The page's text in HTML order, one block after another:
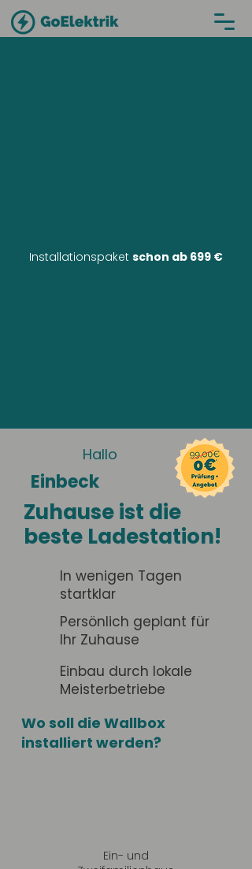
Installationspaket schon ab 699 €
Hallo
Einbeck
Zuhause ist die
beste Ladestation!
In wenigen Tagen
startklar
Persönlich geplant für
Ihr Zuhause
Einbau durch lokale
Meisterbetriebe
Wo soll die Wallbox
installiert werden?
Ein- und